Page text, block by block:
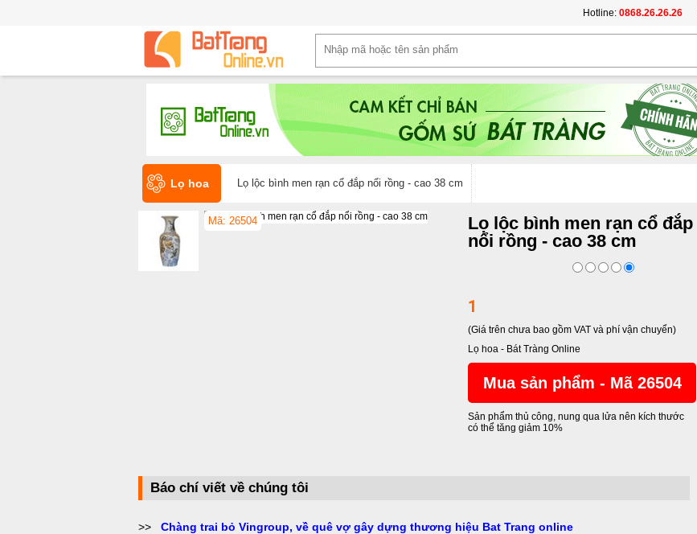
Hotline: 0868.26.26.26
Lọ hoa Lọ lộc bình men rạn cổ đắp nổi rồng - cao 38 cm
Mã: 26504
Lọ lộc bình men rạn cổ đắp
nổi rồng - cao 38 cm
1
(Giá trên chưa bao gồm VAT và phí vận chuyển)
Lọ hoa - Bát Tràng Online
Mua sản phẩm - Mã 26504
Sản phẩm thủ công, nung qua lửa nên kích thước
có thể tăng giảm 10%
Báo chí viết về chúng tôi
>> Chàng trai bỏ Vingroup, về quê vợ gây dựng thương hiệu Bat Trang online